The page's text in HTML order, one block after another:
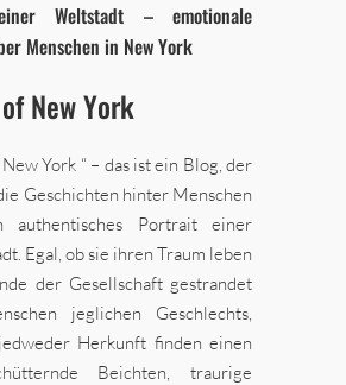
Weltstadt – emotionale
Menschen in New York
New York
York “ – das ist ein Blog, der
Geschichten hinter Menschen
authentisches Portrait einer
Egal, ob sie ihren Traum leben
der Gesellschaft gestrandet
jeglichen Geschlechts,
Herkunft finden einen
Beichten, traurige